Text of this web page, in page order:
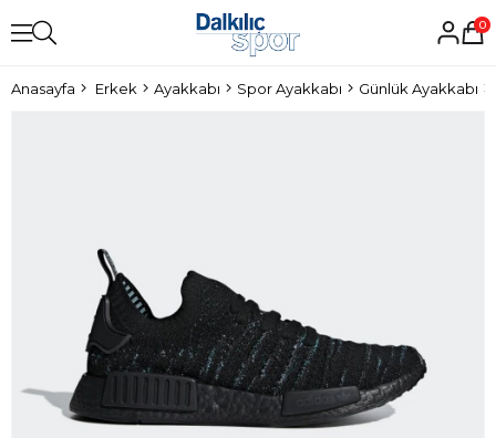
0
Anasayfa Erkek Ayakkabı Spor Ayakkabı Günlük Ayakkabı